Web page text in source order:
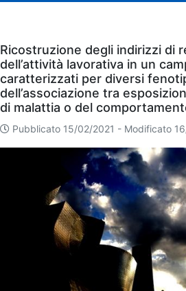
Eventi
Ricostruzione degli indirizzi di
dell’attività lavorativa in un
caratterizzati per diversi
dell’associazione tra
di malattia o del
Pubblicato 15/02/2021 - Modificato